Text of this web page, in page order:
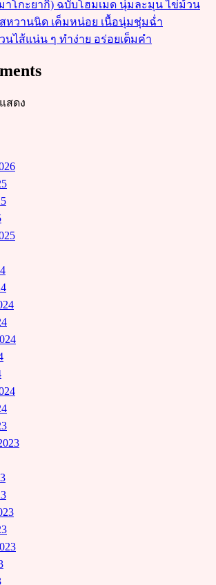
าโกะยากิ) ฉบับโฮมเมด นุ่มละมุน ไข่ม้วน
หวานนิด เค็มหน่อย เนื้อนุ่มชุ่มฉ่ำ
ไส้แน่น ๆ ทำง่าย อร่อยเต็มคำ
สดง